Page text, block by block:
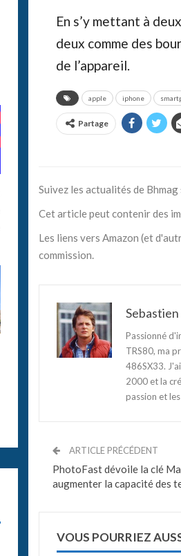
En s’y mettant à
deux comme des
de l’appareil.
apple iphone
Partage
Suivez les actualités de Bhmag
Cet article peut contenir des
Les liens vers Amazon (et
commission.
Sebastien
Passionné
TRS80, ma
486SX33.
2000 et la
passion et
ARTICLE PRÉCÉDENT
PhotoFast dévoile la clé
augmenter la capacité des
VOUS POURRIEZ